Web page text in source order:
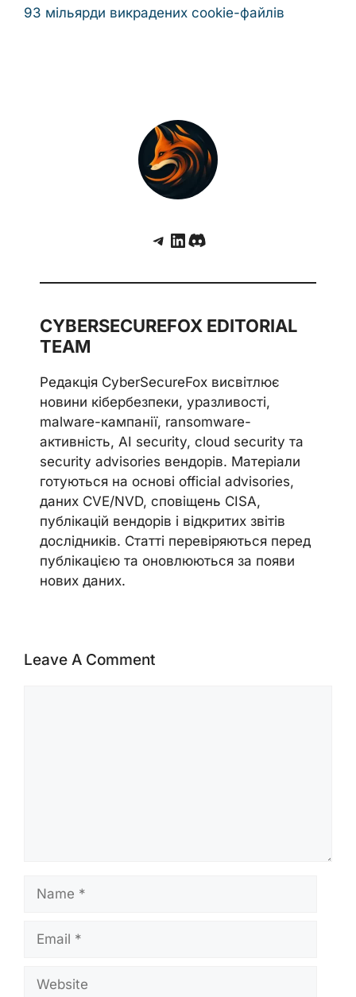
93 мільярди викрадених cookie-файлів
Telegram
LinkedIn
Discord
CYBERSECUREFOX EDITORIAL
TEAM
Редакція CyberSecureFox висвітлює
новини кібербезпеки, уразливості,
malware-кампанії, ransomware-
активність, AI security, cloud security та
security advisories вендорів. Матеріали
готуються на основі official advisories,
даних CVE/NVD, сповіщень CISA,
публікацій вендорів і відкритих звітів
дослідників. Статті перевіряються перед
публікацією та оновлюються за появи
нових даних.
Leave A Comment